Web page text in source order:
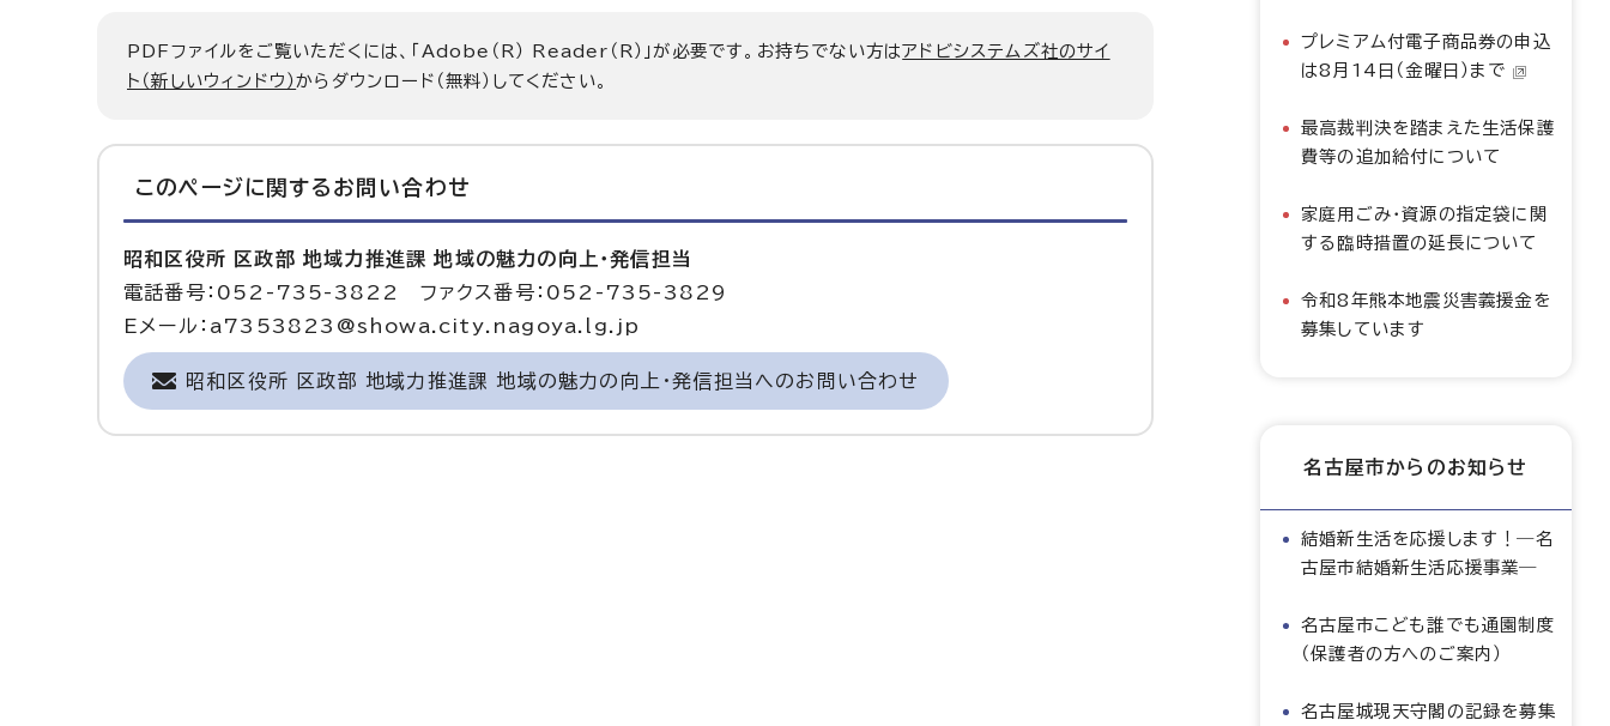
PDFファイルをご覧いただくには、「Adobe（R） Reader（R）」が必要です。お持ちでない方はアドビシステムズ社のサイ
ト（新しいウィンドウ）からダウンロード（無料）してください。
このページに関する お問い合わせ
昭和区役所 区政部 地域力推進課 地域の魅力の向上・発信担当
電話番号：052-735-3822 ファクス番号：052-735-3829
Eメール：a7353823@showa.city.nagoya.lg.jp
昭和区役所 区政部 地域力推進課 地域の魅力の向上・発信担当へのお問い合わせ
プレミアム付電子商品券の申込
は8月14日（金曜日）まで
最高裁判決を踏まえた生活保護
費等の追加給付について
家庭用ごみ・資源の指定袋に関
する臨時措置の延長について
令和8年熊本地震災害義援金を
募集しています
名古屋市からのお知らせ
結婚新生活を応援します！―名
古屋市結婚新生活応援事業―
名古屋市こども誰でも通園制度
（保護者の方へのご案内）
名古屋城現天守閣の記録を募集